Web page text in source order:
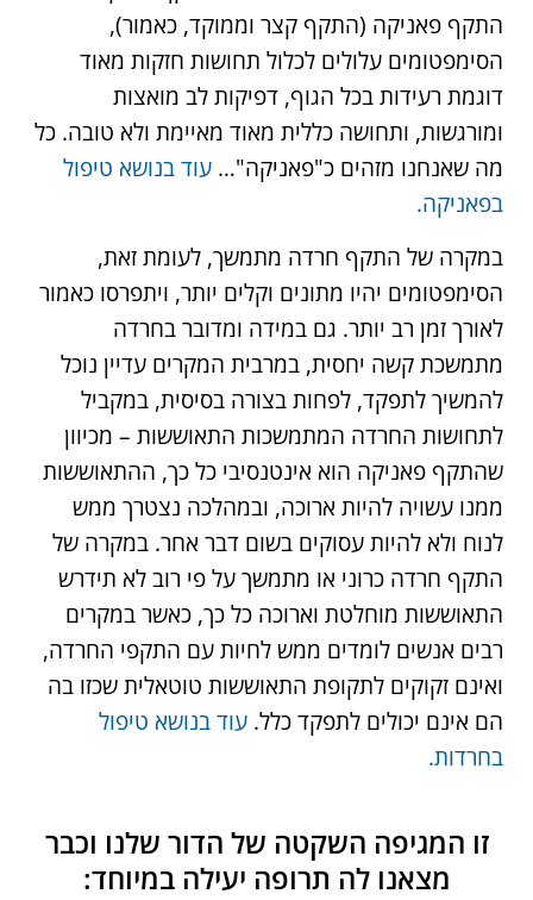
התקף פאניקה (התקף קצר וממוקד, כאמור),
הסימפטומים עלולים לכלול תחושות חזקות מאוד
דוגמת רעידות בכל הגוף, דפיקות לב מואצות
ומורגשות, ותחושה כללית מאוד מאיימת ולא טובה. כל
מה שאנחנו מזהים כ"פאניקה"… עוד בנושא טיפול
בפאניקה.
במקרה של התקף חרדה מתמשך, לעומת זאת,
הסימפטומים יהיו מתונים וקלים יותר, ויתפרסו כאמור
לאורך זמן רב יותר. גם במידה ומדובר בחרדה
מתמשכת קשה יחסית, במרבית המקרים עדיין נוכל
להמשיך לתפקד, לפחות בצורה בסיסית, במקביל
לתחושות החרדה המתמשכות התאוששות – מכיוון
שהתקף פאניקה הוא אינטנסיבי כל כך, ההתאוששות
ממנו עשויה להיות ארוכה, ובמהלכה נצטרך ממש
לנוח ולא להיות עסוקים בשום דבר אחר. במקרה של
התקף חרדה כרוני או מתמשך על פי רוב לא תידרש
התאוששות מוחלטת וארוכה כל כך, כאשר במקרים
רבים אנשים לומדים ממש לחיות עם התקפי החרדה,
ואינם זקוקים לתקופת התאוששות טוטאלית שכזו בה
הם אינם יכולים לתפקד כלל. עוד בנושא טיפול
בחרדות.
זו המגיפה השקטה של הדור שלנו וכבר
מצאנו לה תרופה יעילה במיוחד: